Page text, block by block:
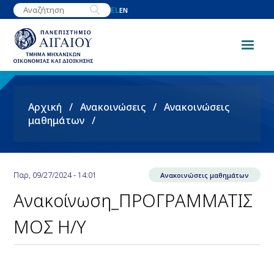
Παράκαμψη
προς
κυρίως
περιεχόμενο
ELEN
Breadcrumb
Αρχική Ανακοινώσεις
Ανακοινώσεις
μαθημάτων
Παρ, 09/27/2024 - 14:01 Ανακοινώσεις μαθημάτων
Ανακοίνωση_ΠΡΟΓΡΑΜΜΑΤΙΣ
ΜΟΣ Η/Υ